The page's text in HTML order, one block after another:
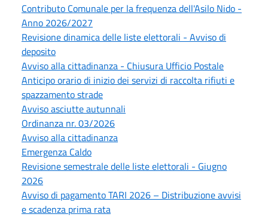
Contributo Comunale per la frequenza dell'Asilo Nido -
Anno 2026/2027
Revisione dinamica delle liste elettorali - Avviso di
deposito
Avviso alla cittadinanza - Chiusura Ufficio Postale
Anticipo orario di inizio dei servizi di raccolta rifiuti e
spazzamento strade
Avviso asciutte autunnali
Ordinanza nr. 03/2026
Avviso alla cittadinanza
Emergenza Caldo
Revisione semestrale delle liste elettorali - Giugno
2026
Avviso di pagamento TARI 2026 – Distribuzione avvisi
e scadenza prima rata